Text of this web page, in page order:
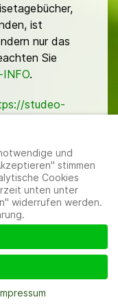
ist
nur das
Sie
.
studeo-
|Cookie-
und
stimmen
Cookies
unten unter
widerrufen werden.